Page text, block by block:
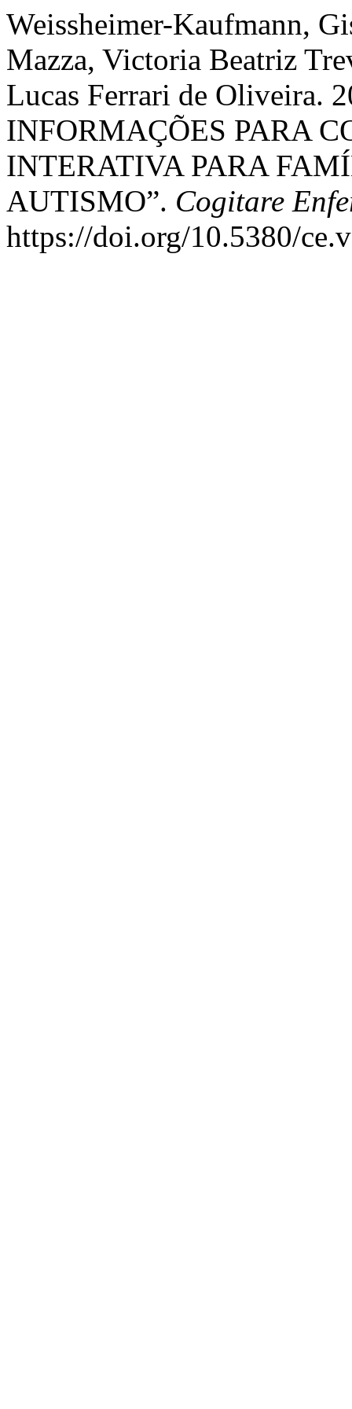
Weissheimer-Kaufmann,
Mazza, Victoria Beatriz
Lucas Ferrari de Oliveira.
INFORMAÇÕES PARA
INTERATIVA PARA
AUTISMO”. Cogitare
https://doi.org/10.5380/